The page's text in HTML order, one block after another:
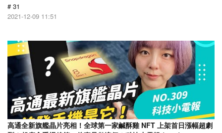
# 31
2021-12-09 11:51
高通全新旗艦晶片亮相！全球第一家鹹酥雞 NFT 上架首日漲幅超劇